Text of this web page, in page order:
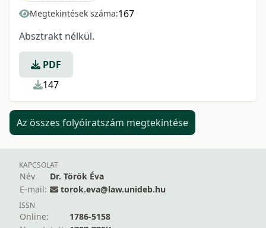
Megtekintések száma:167
Absztrakt nélkül.
PDF
147
Az összes folyóiratszám megtekintése
KAPCSOLAT
Név
Dr. Török Éva
E-mail:
torok.eva@law.unideb.hu
ISSN
Online:
1786-5158